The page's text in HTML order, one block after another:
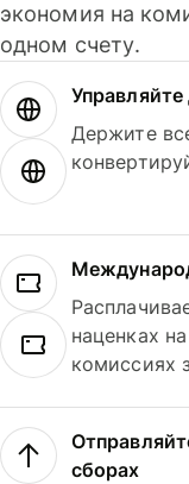
экономия на
одном счету.
Держите
наценках
комиссиях
сборах